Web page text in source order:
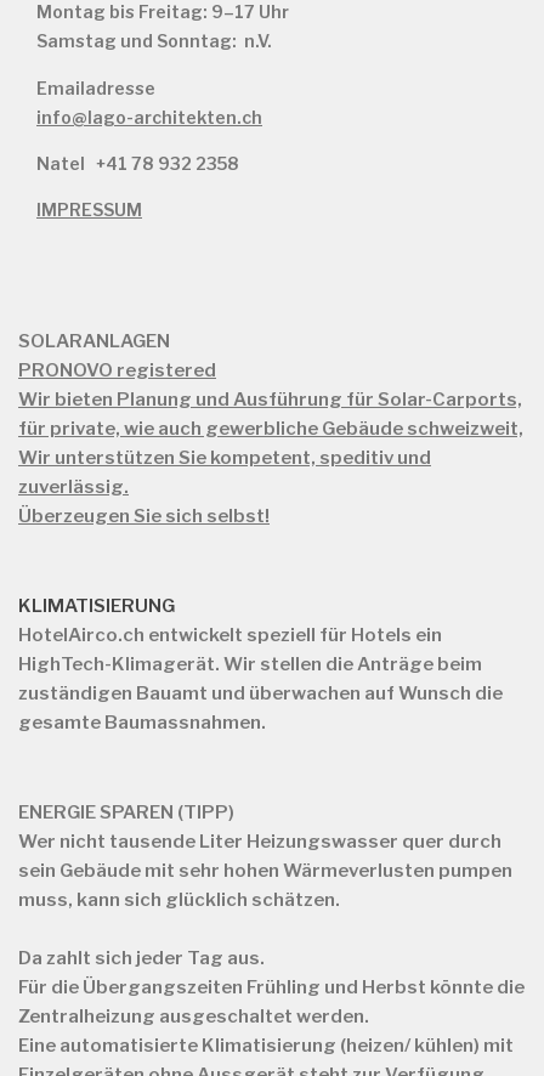
Montag bis Freitag: 9–17 Uhr
Samstag und Sonntag: n.V.
Emailadresse
info@lago-architekten.ch
Natel +41 78 932 2358
IMPRESSUM
SOLARANLAGEN
PRONOVO registered
Wir bieten Planung und Ausführung für Solar-Carports,
für private, wie auch gewerbliche Gebäude schweizweit,
Wir unterstützen Sie kompetent, speditiv und
zuverlässig.
Überzeugen Sie sich selbst!
KLIMATISIERUNG
HotelAirco.ch entwickelt speziell für Hotels ein
HighTech-Klimagerät. Wir stellen die Anträge beim
zuständigen Bauamt und überwachen auf Wunsch die
gesamte Baumassnahmen.
ENERGIE SPAREN (TIPP)
Wer nicht tausende Liter Heizungswasser quer durch
sein Gebäude mit sehr hohen Wärmeverlusten pumpen
muss, kann sich glücklich schätzen.
Da zahlt sich jeder Tag aus.
Für die Übergangszeiten Frühling und Herbst könnte die
Zentralheizung ausgeschaltet werden.
Eine automatisierte Klimatisierung (heizen/ kühlen) mit